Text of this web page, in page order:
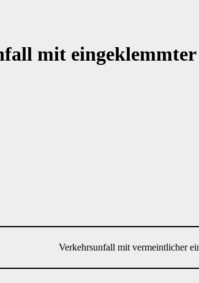
mit eingeklemmter
Verkehrsunfall mit vermeintlicher